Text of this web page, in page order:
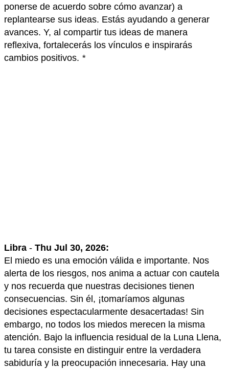
ponerse de acuerdo sobre cómo avanzar) a
replantearse sus ideas. Estás ayudando a generar
avances. Y, al compartir tus ideas de manera
reflexiva, fortalecerás los vínculos e inspirarás
cambios positivos. *
Libra - Thu Jul 30, 2026:
El miedo es una emoción válida e importante. Nos
alerta de los riesgos, nos anima a actuar con cautela
y nos recuerda que nuestras decisiones tienen
consecuencias. Sin él, ¡tomaríamos algunas
decisiones espectacularmente desacertadas! Sin
embargo, no todos los miedos merecen la misma
atención. Bajo la influencia residual de la Luna Llena,
tu tarea consiste en distinguir entre la verdadera
sabiduría y la preocupación innecesaria. Hay una